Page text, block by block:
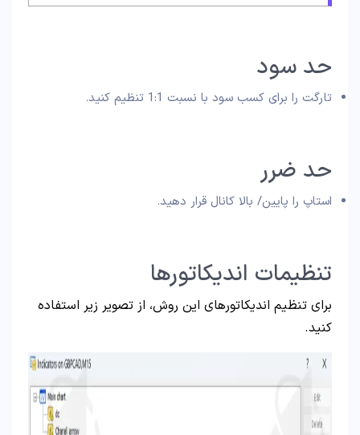
حد سود
تارگت را برای کسب سود با نسبت 1:1 تنظیم کنید.
حد ضرر
استاپ را پایین/ بالا کانال قرار دهید.
تنظیمات اندیکاتورها
برای تنظیم اندیکاتورهای این روش، از تصویر زیر استفاده
کنید.